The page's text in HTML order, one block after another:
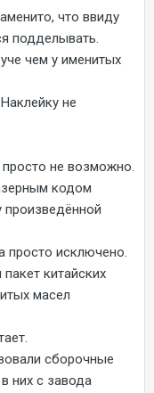
что ввиду
подделывать.
чем у именитых
не
просто не возможно.
кодом
произведённой
просто исключено.
китайских
масел
сборочные
них с завода